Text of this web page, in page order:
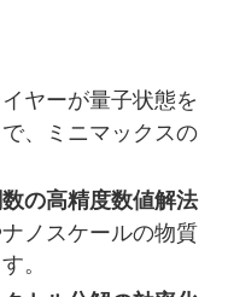
ヤーが量子状態を
、ミニマックスの
の高精度数値解法
ノスケールの物質
。